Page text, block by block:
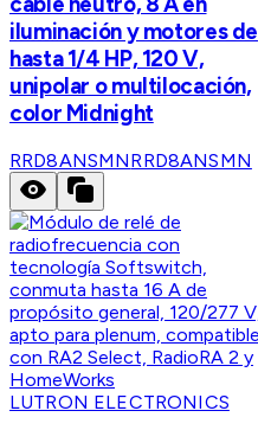
iluminación y motores de
hasta 1/4 HP, 120 V,
unipolar o multilocación,
color Midnight
RRD8ANSMNRRD8ANSMN
LUTRON ELECTRONICS